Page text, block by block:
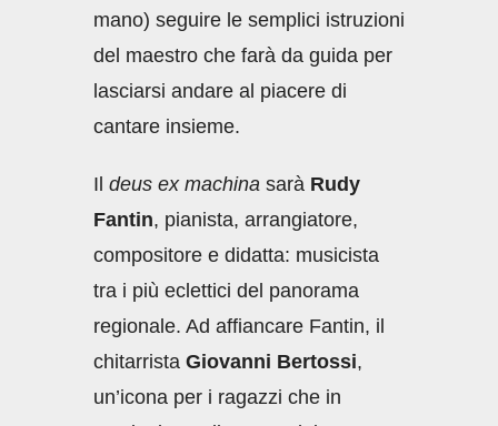
mano) seguire le semplici istruzioni
del maestro che farà da guida per
lasciarsi andare al piacere di
cantare insieme.
Il deus ex machina sarà Rudy
Fantin, pianista, arrangiatore,
compositore e didatta: musicista
tra i più eclettici del panorama
regionale. Ad affiancare Fantin, il
chitarrista Giovanni Bertossi,
un’icona per i ragazzi che in